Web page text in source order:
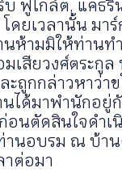
บ ฟูโกล์ต, แคธรี
ดยเวลานั้น มา
นห้ามมิให้ท่านท
มเสียวงศ์ตระกู
ถูกกล่าวหาว่าข
ได้มาพำนักอยู่
อนตัดสินใจดำเ
นอบรม ณ บ้าน
าต่อมา